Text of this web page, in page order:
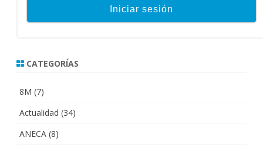
CATEGORÍAS
8M (7)
Actualidad (34)
ANECA (8)